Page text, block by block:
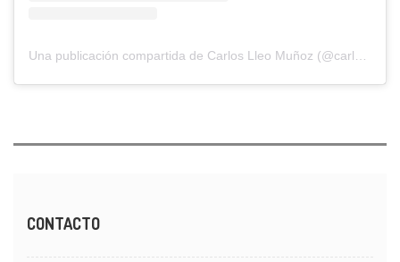
Una publicación compartida de Carlos Lleo Muñoz (@carloslleo.lifedogs)
CONTACTO